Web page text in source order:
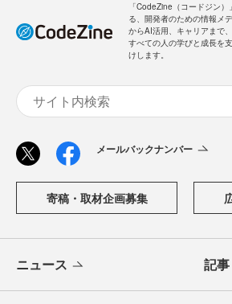
「CodeZine（コードジン
る、開発者のための情報メ
からAI活用、キャリアまで
すべての人の学びと成長を
けします。
メールバックナンバー
寄稿・取材企画募集
ニュース 記事